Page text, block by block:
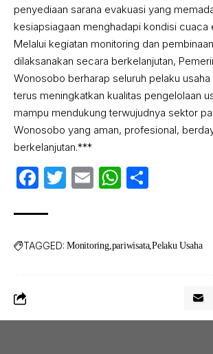
penyediaan sarana evakuasi yang
kesiapsiagaan menghadapi kondisi cuaca
Melalui kegiatan monitoring dan
dilaksanakan secara berkelanjutan,
Wonosobo berharap seluruh pelaku
terus meningkatkan kualitas pengelolaan
mampu mendukung terwujudnya sektor
Wonosobo yang aman, profesional,
berkelanjutan.***
Facebook
Twitter
Email
TAGGED: Monitoring pariwisata Pelaku Usaha